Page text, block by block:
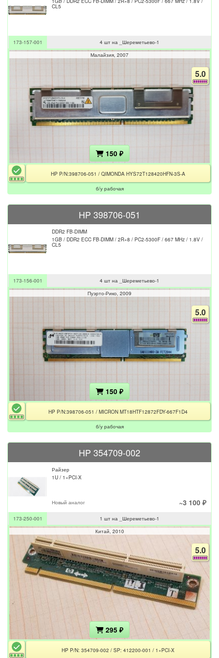
CL5
173-157-001
4 шт на _Шереметьево-1
Малайзия 2007
5.0
150 ₽
HP P/N:398706-051 / QIMONDA HYS72T128420HFN-3S-A
б/у рабочая
HP 398706-051
DDR2 FB-DIMM
1GB / DDR2 ECC FB-DIMM / 2R×8 / PC2-5300F / 667 MHz / 1.8V /
CL5
173-156-001
4 шт на _Шереметьево-1
Пуэрто-Рико 2009
5.0
150 ₽
HP P/N:398706-051 / MICRON MT18HTF12872FDY-667F1D4
б/у рабочая
HP 354709-002
Райзер
1U / 1×PCI-X
Новый аналог ~3 100 ₽
173-250-001
1 шт на _Шереметьево-1
Китай 2010
5.0
295 ₽
HP P/N: 354709-002 / SP: 412200-001 / 1×PCI-X